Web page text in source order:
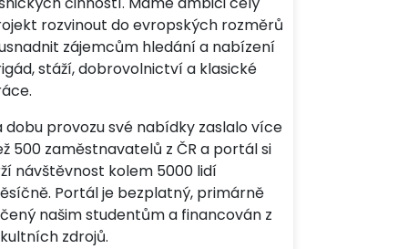
rozvinout do evropských rozměrů
zájemcům hledání a nabízení
stáží, dobrovolnictví a klasické
dobu provozu své nabídky zaslalo více
500 zaměstnavatelů z ČR a portál si
návštěvnost kolem 5000 lidí
Portál je bezplatný, primárně
našim studentům a financován z
zdrojů.